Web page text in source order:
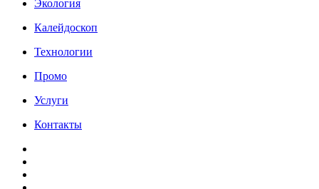
Экология
Калейдоскоп
Технологии
Промо
Услуги
Контакты